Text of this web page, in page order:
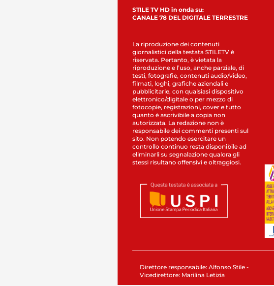
STILE TV HD in onda su:
CANALE 78 DEL DIGITALE TERRESTRE
La riproduzione dei contenuti
giornalistici della testata STILETV è
riservata. Pertanto, è vietata la
riproduzione e l’uso, anche parziale, di
testi, fotografie, contenuti audio/video,
filmati, loghi, grafiche aziendali e
pubblicitarie, con qualsiasi dispositivo
elettronico/digitale o per mezzo di
fotocopie, registrazioni, cover e tutto
quanto è ascrivibile a copia non
autorizzata. La redazione non è
responsabile dei commenti presenti sul
sito. Non potendo esercitare un
controllo continuo resta disponibile ad
eliminarli su segnalazione qualora gli
stessi risultano offensivi e oltraggiosi.
Direttore responsabile: Alfonso Stile -
Vicedirettore: Marilina Letizia